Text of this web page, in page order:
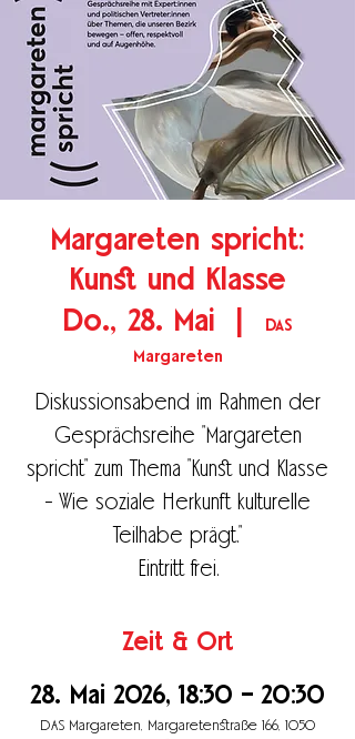
Margareten spricht:
Kunst und Klasse
Do., 28. Mai
DAS
Margareten
Diskussionsabend im Rahmen der
Gesprächsreihe "Margareten
spricht" zum Thema "Kunst und Klasse
- Wie soziale Herkunft kulturelle
Teilhabe prägt."
Eintritt frei.
Zeit & Ort
28. Mai 2026, 18:30 – 20:30
DAS Margareten, Margaretenstraße 166, 1050